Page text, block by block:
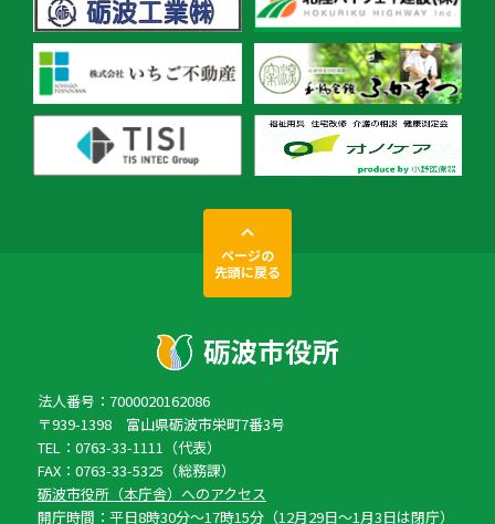
ページの
先頭に戻る
法人番号：7000020162086
〒939-1398 富山県砺波市栄町7番3号
TEL：0763-33-1111（代表）
FAX：0763-33-5325（総務課）
砺波市役所（本庁舎）へのアクセス
開庁時間：平日8時30分〜17時15分（12月29日〜1月3日は閉庁）